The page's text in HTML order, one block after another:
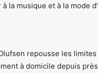
la musique et à la mode
repousse les limites
à domicile depuis